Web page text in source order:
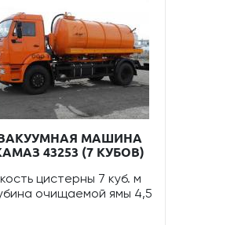
МАШИНА
43253 (7 КУБОВ)
цистерны 7 куб. м
очищаемой ямы 4,5